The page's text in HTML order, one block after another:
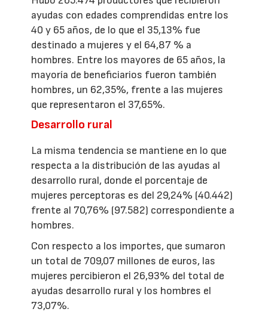
ayudas con edades comprendidas entre los
40 y 65 años, de lo que el 35,13% fue
destinado a mujeres y el 64,87 % a
hombres. Entre los mayores de 65 años, la
mayoría de beneficiarios fueron también
hombres, un 62,35%, frente a las mujeres
que representaron el 37,65%.
Desarrollo rural
La misma tendencia se mantiene en lo que
respecta a la distribución de las ayudas al
desarrollo rural, donde el porcentaje de
mujeres perceptoras es del 29,24% (40.442)
frente al 70,76% (97.582) correspondiente a
hombres.
Con respecto a los importes, que sumaron
un total de 709,07 millones de euros, las
mujeres percibieron el 26,93% del total de
ayudas desarrollo rural y los hombres el
73,07%.